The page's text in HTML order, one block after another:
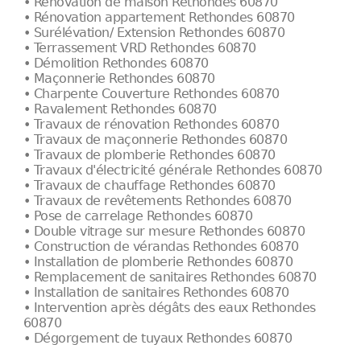
• Rénovation appartement Rethondes 60870
• Surélévation/ Extension Rethondes 60870
• Terrassement VRD Rethondes 60870
• Démolition Rethondes 60870
• Maçonnerie Rethondes 60870
• Charpente Couverture Rethondes 60870
• Ravalement Rethondes 60870
• Travaux de rénovation Rethondes 60870
• Travaux de maçonnerie Rethondes 60870
• Travaux de plomberie Rethondes 60870
• Travaux d'électricité générale Rethondes 60870
• Travaux de chauffage Rethondes 60870
• Travaux de revêtements Rethondes 60870
• Pose de carrelage Rethondes 60870
• Double vitrage sur mesure Rethondes 60870
• Construction de vérandas Rethondes 60870
• Installation de plomberie Rethondes 60870
• Remplacement de sanitaires Rethondes 60870
• Installation de sanitaires Rethondes 60870
• Intervention après dégâts des eaux Rethondes
60870
• Dégorgement de tuyaux Rethondes 60870